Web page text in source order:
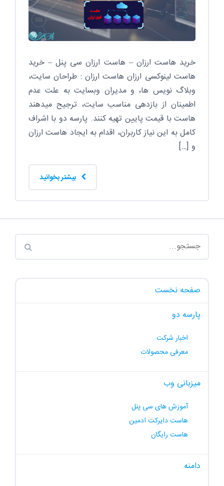
خرید هاست ارزان – هاست ارزان سی پنل – خرید
هاست لینوکسی ارزان هاست ارزان : طراحان سایت،
وبلاگ نویس ها، و مدیران وبسایت به علت عدم
اطمینان از بازدهی مناسب سایت، ترجیح میدهند
هاست با قیمت پایین تهیه کنند. پارسه دو با اشراف
کامل به این نیاز کاربران، اقدام به ایجاد هاست ارزان
و […]
صفحه نخست
پارسه دو
اخبار شرکت
معرفی محصولات
میزبانی وب
آموزش های سی پنل
هاست دایرکت ادمین
هاست رایگان
دامنه